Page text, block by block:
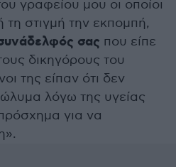
γραφείου μου οι οποίοι
στιγμή την εκπομπή,
σας που είπε
δικηγόρους του
της είπαν ότι δεν
λόγω της υγείας
για να